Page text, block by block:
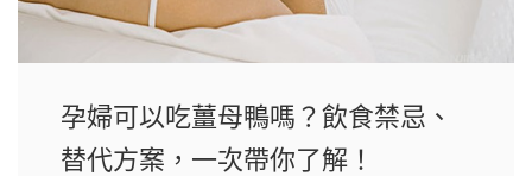
孕婦可以吃薑母鴨嗎？飲食禁忌、
替代方案，一次帶你了解！